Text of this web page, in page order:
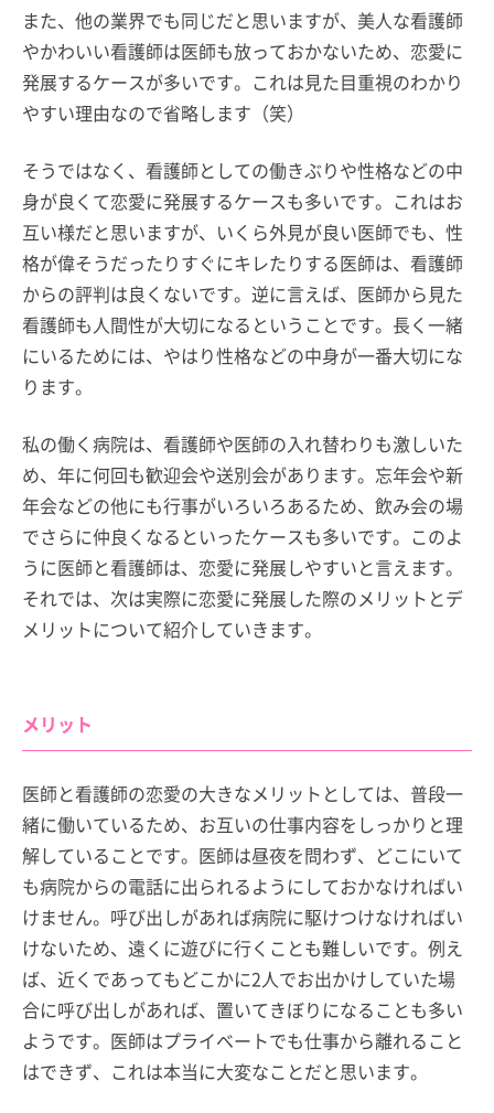
また、他の業界でも同じだと思いますが、美人な看護師
やかわいい看護師は医師も放っておかないため、恋愛に
発展するケースが多いです。これは見た目重視のわかり
やすい理由なので省略します（笑）
そうではなく、看護師としての働きぶりや性格などの中
身が良くて恋愛に発展するケースも多いです。これはお
互い様だと思いますが、いくら外見が良い医師でも、性
格が偉そうだったりすぐにキレたりする医師は、看護師
からの評判は良くないです。逆に言えば、医師から見た
看護師も人間性が大切になるということです。長く一緒
にいるためには、やはり性格などの中身が一番大切にな
ります。
私の働く病院は、看護師や医師の入れ替わりも激しいた
め、年に何回も歓迎会や送別会があります。忘年会や新
年会などの他にも行事がいろいろあるため、飲み会の場
でさらに仲良くなるといったケースも多いです。このよ
うに医師と看護師は、恋愛に発展しやすいと言えます。
それでは、次は実際に恋愛に発展した際のメリットとデ
メリットについて紹介していきます。
メリット
医師と看護師の恋愛の大きなメリットとしては、普段一
緒に働いているため、お互いの仕事内容をしっかりと理
解していることです。医師は昼夜を問わず、どこにいて
も病院からの電話に出られるようにしておかなければい
けません。呼び出しがあれば病院に駆けつけなければい
けないため、遠くに遊びに行くことも難しいです。例え
ば、近くであってもどこかに2人でお出かけしていた場
合に呼び出しがあれば、置いてきぼりになることも多い
ようです。医師はプライベートでも仕事から離れること
はできず、これは本当に大変なことだと思います。